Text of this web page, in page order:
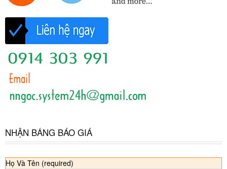
NHẬN BẢNG BÁO GIÁ
Họ Và Tên (required)